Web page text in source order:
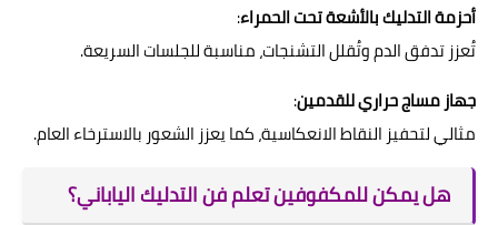
أحزمة التدليك بالأشعة تحت الحمراء:
تُعزز تدفق الدم وتُقلل التشنجات، مناسبة للجلسات السريعة.
جهاز مساج حراري للقدمين:
مثالي لتحفيز النقاط الانعكاسية، كما يعزز الشعور بالاسترخاء العام.
هل يمكن للمكفوفين تعلم فن التدليك الياباني؟